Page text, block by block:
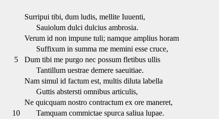
Surripui tibi, dum ludis, mellite Iuuenti,
Sauiolum dulci dulcius ambrosia.
Verum id non impune tuli; namque amplius horam
Suffixum in summa me memini esse cruce,
5
Dum tibi me purgo nec possum fletibus ullis
Tantillum uestrae demere saeuitiae.
Nam simul id factum est, multis diluta labella
Guttis abstersti omnibus articulis,
Ne quicquam nostro contractum ex ore maneret,
10
Tamquam commictae spurca saliua lupae.